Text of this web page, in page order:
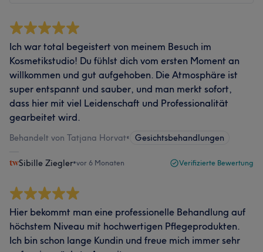
Ich war total begeistert von meinem Besuch im
Kosmetikstudio! Du fühlst dich vom ersten Moment an
willkommen und gut aufgehoben. Die Atmosphäre ist
super entspannt und sauber, und man merkt sofort,
dass hier mit viel Leidenschaft und Professionalität
gearbeitet wird.
Behandelt von Tatjana Horvat• Gesichtsbehandlungen
Sibille Ziegler•vor 6 Monaten Verifizierte Bewertung
Hier bekommt man eine professionelle Behandlung auf
höchstem Niveau mit hochwertigen Pflegeprodukten.
Ich bin schon lange Kundin und freue mich immer sehr